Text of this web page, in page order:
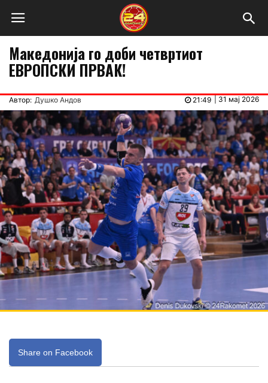
Македонија го доби четвртиот
ЕВРОПСКИ ПРВАК!
Автор: Душко Андов 31 мај 2026
21:49
Share on Facebook